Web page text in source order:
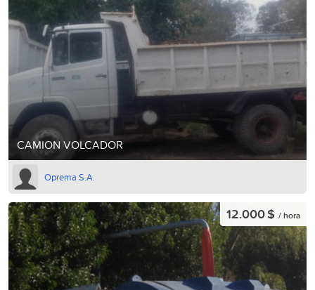
CAMION VOLCADOR
Oprema S.A.
12.000 $ / hora